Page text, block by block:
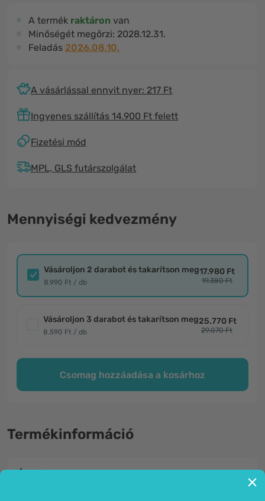
A termék raktáron van
Minőségét megőrzi: 2028.12.31.
Feladás 2026.08.10.
A vásárlással ennyit nyer: 217 Ft
Ingyenes szállítás 14.900 Ft felett
Fizetési mód
MPL, GLS futárszolgálat
Mennyiségi kedvezmény
Vásároljon 2 darabot és takarítson meg
8.990 Ft / db
17.980 Ft
19.380 Ft
Vásároljon 3 darabot és takarítson meg
8.590 Ft / db
25.770 Ft
29.070 Ft
Csomag hozzáadása a kosárhoz
Termékinformáció